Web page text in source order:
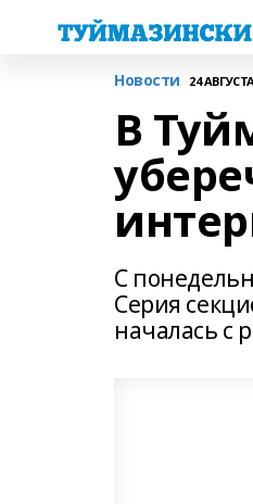
Новости 24
В
С
Серия
началась с